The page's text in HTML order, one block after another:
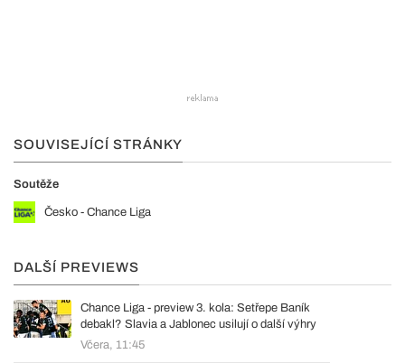
SOUVISEJÍCÍ STRÁNKY
Soutěže
Česko - Chance Liga
DALŠÍ PREVIEWS
Chance Liga - preview 3. kola: Setřepe Baník
debakl? Slavia a Jablonec usilují o další výhry
Včera, 11:45